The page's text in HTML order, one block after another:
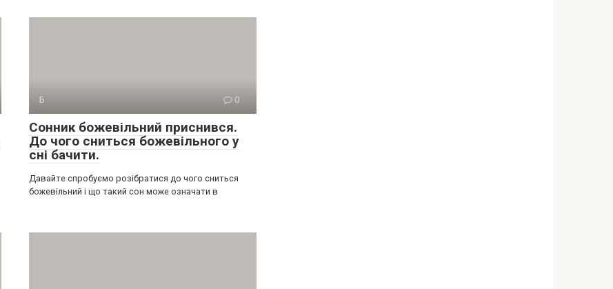
Б 0
Сонник божевільний приснився.
До чого сниться божевільного у
сні бачити.
Давайте спробуємо розібратися до чого сниться
божевільний і що такий сон може означати в